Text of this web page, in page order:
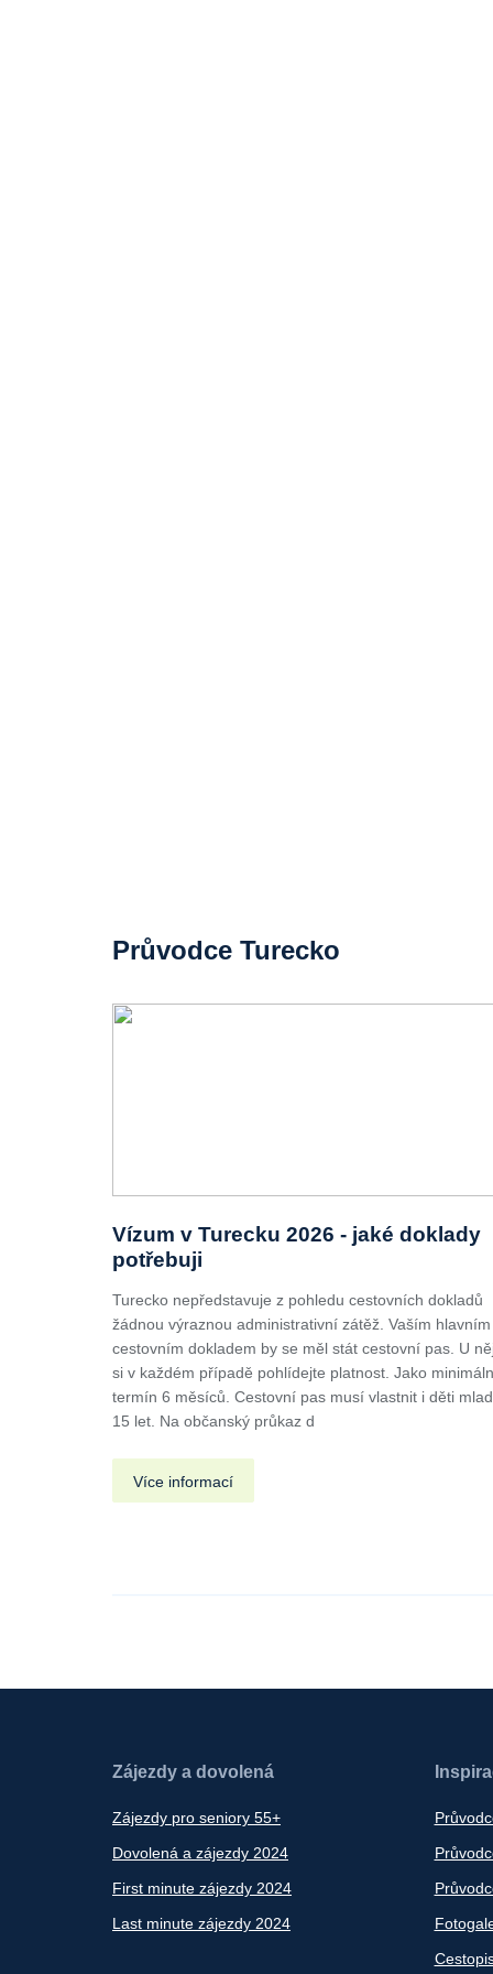
Průvodce Turecko
Vízum v Turecku 2026 - jaké doklady
potřebuji
Turecko nepředstavuje z pohledu cestovních dokladů
žádnou výraznou administrativní zátěž. Vaším hlavním
cestovním dokladem by se měl stát cestovní pas. U
si v každém případě pohlídejte platnost. Jako
termín 6 měsíců. Cestovní pas musí vlastnit i děti
15 let. Na občanský průkaz d
Více informací
Zájezdy a dovolená
Zájezdy pro seniory 55+
Dovolená a zájezdy 2024
First minute zájezdy 2024
Last minute zájezdy 2024